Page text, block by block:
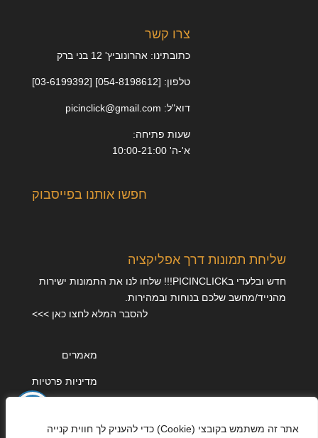
אתר זה משתמש בקובצי (Cookie) כדי להעניק לך חווית קנייה
צרו קשר
כתובתינו: אהרונוביץ' 12 בני ברק
טלפון: [054-8198612] [03-6199392]
דוא"ל: picinclick@gmail.com
שעות פתיחה:
א'-ה' 10:00-21:00
חפשו אותנו בפייסבוק
שליחת תמונות דרך אפליקציה
חדש ובלעדי בPICINCLICK!!! שלחו לנו את התמונות ישירות
מהנייד/מחשב שלכם בנוחות ובמהירות.
להסבר המלא לחצו כאן >>>
מאמרים
מדיניות פרטיות